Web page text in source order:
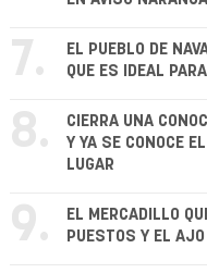
7.
EL PUEBLO DE
QUE ES IDEAL
8.
CIERRA UNA
Y YA SE CONOCE
LUGAR
9.
EL MERCADILLO
PUESTOS Y EL